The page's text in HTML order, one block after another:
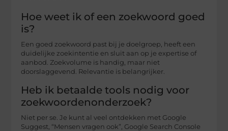
Hoe weet ik of een zoekwoord goed
is?
Een goed zoekwoord past bij je doelgroep, heeft een
duidelijke zoekintentie en sluit aan op je expertise of
aanbod. Zoekvolume is handig, maar niet
doorslaggevend. Relevantie is belangrijker.
Heb ik betaalde tools nodig voor
zoekwoordenonderzoek?
Niet per se. Je kunt al veel ontdekken met Google
Suggest, “Mensen vragen ook”, Google Search Console